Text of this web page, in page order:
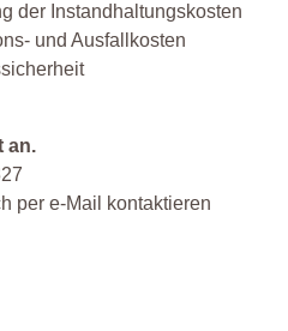
der Instandhaltungskosten
und Ausfallkosten
an.
per e-Mail kontaktieren